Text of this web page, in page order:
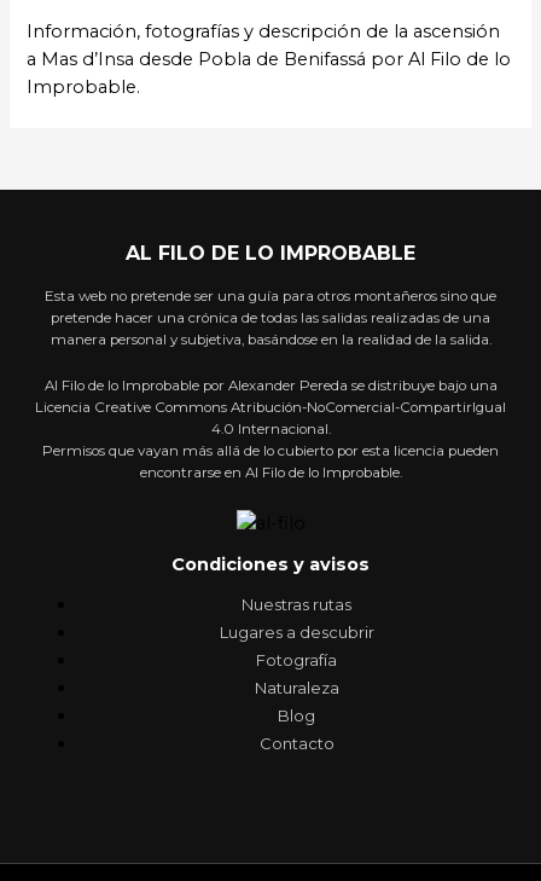
Información, fotografías y descripción de la ascensión
a Mas d’Insa desde Pobla de Benifassá por Al Filo de lo
Improbable.
AL FILO DE LO IMPROBABLE
Esta web no pretende ser una guía para otros montañeros sino que
pretende hacer una crónica de todas las salidas realizadas de una
manera personal y subjetiva, basándose en la realidad de la salida.
Al Filo de lo Improbable por Alexander Pereda se distribuye bajo una
Licencia Creative Commons Atribución-NoComercial-CompartirIgual
4.0 Internacional.
Permisos que vayan más allá de lo cubierto por esta licencia pueden
encontrarse en Al Filo de lo Improbable.
Condiciones y avisos
Nuestras rutas
Lugares a descubrir
Fotografía
Naturaleza
Blog
Contacto